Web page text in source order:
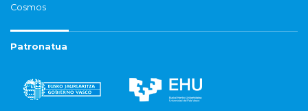
Cosmos
Patronatua